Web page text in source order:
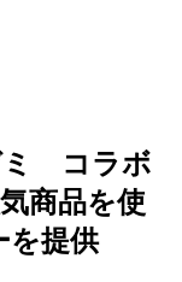
ミ コラボ
商品を使
を提供